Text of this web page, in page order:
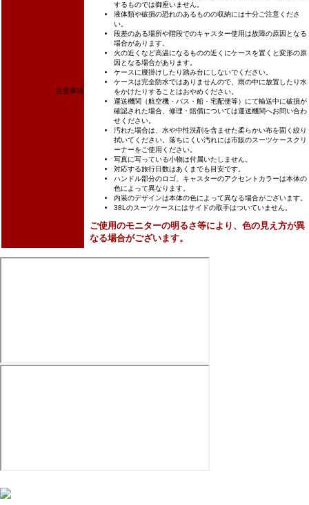
注意事項
するものでは御座いません。
液体類や破損の恐れのあるものの収納には十分ご注意くださ
い。
段差のある場所や階段でのキャスター使用は故障の原因となる
場合があります。
火の近くなど高温になるものの近くにケースを置くと変形の原
因となる場合があります。
ケースに腰掛けしたり踏み台にしないでください。
ケースは完全防水ではありませんので、雨の中に放置したり水
をかけたりすることはおやめください。
運送機関（航空機・バス・船・宅配便等）にて輸送中に破損が
確認された場合、修理・賠償については運送機関へお問い合わ
せください。
汚れた場合は、水や中性洗剤を含ませた柔らかい布を固く絞り
拭いてください。落ちにくい汚れには市販のスーツケースクリ
ーナーをご使用ください。
写真に写っている小物は付属いたしません。
対応する旅行日数はあくまでも目安です。
ハンドル部分のロゴ、キャスターのアクセントカラーは本体の
色によって異なります。
内装のデザインは本体の色によって異なる場合がございます。
38Lのスーツケースにはサイドの取手はついていません。
ご使用のモニターの明るさ等により、色の見え方が異
なる場合がございます。